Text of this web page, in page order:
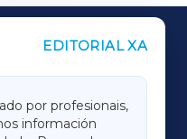
EDITORIAL XA
por profesionais,
información